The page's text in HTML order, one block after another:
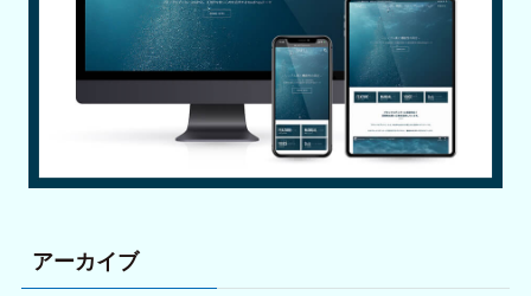
アーカイブ